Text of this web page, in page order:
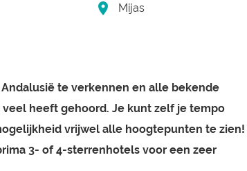
Mijas
te verkennen en alle bekende
heeft gehoord. Je kunt zelf je tempo
vrijwel alle hoogtepunten te zien!
3- of 4-sterrenhotels voor een zeer